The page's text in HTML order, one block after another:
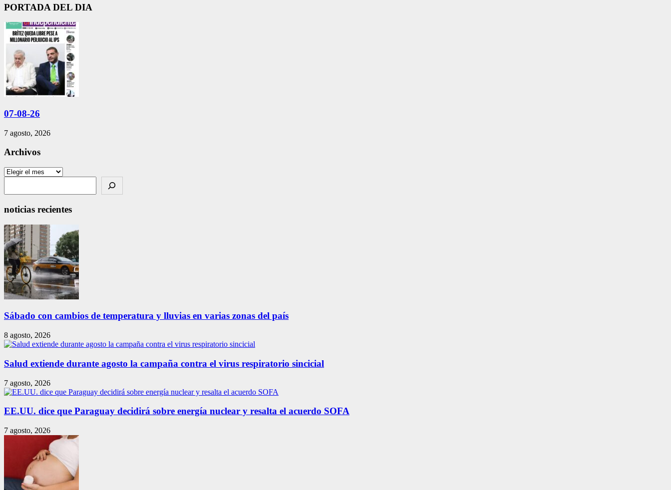
PORTADA DEL DIA
07-08-26
7 agosto, 2026
Archivos
Archivos
noticias recientes
Sábado con cambios de temperatura y lluvias en varias zonas del país
8 agosto, 2026
Salud extiende durante agosto la campaña contra el virus respiratorio sincicial
7 agosto, 2026
EE.UU. dice que Paraguay decidirá sobre energía nuclear y resalta el acuerdo SOFA
7 agosto, 2026